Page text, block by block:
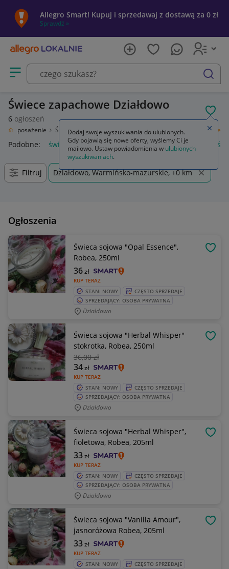
Allegro Smart! Kupuj i sprzedawaj z dostawą za 0 zł
Sprawdź »
Otwórz menu z kategoriami
szukaj
Świece zapachowe Działdowo
6 ogłoszeń
Wyposażenie Świece i zapachy do domu Świece Świece zapachowe
Podobne: świece zapachowe świece sojowe zapachowe
Filtruj Działdowo, Warmińsko-mazurskie, +0 km
Ogłoszenia
Świeca sojowa "Opal Essence",
Robea, 250ml
KUP TERAZ
36zł
STAN: NOWY
CZĘSTO SPRZEDAJE
SPRZEDAJĄCY: OSOBA PRYWATNA
Działdowo
Świeca sojowa "Herbal Whisper"
stokrotka, Robea, 250ml
36,00 zł
KUP TERAZ
34zł
STAN: NOWY
CZĘSTO SPRZEDAJE
SPRZEDAJĄCY: OSOBA PRYWATNA
Działdowo
Świeca sojowa "Herbal Whisper",
fioletowa, Robea, 205ml
KUP TERAZ
33zł
STAN: NOWY
CZĘSTO SPRZEDAJE
SPRZEDAJĄCY: OSOBA PRYWATNA
Działdowo
Świeca sojowa "Vanilla Amour",
jasnoróżowa Robea, 205ml
KUP TERAZ
33zł
STAN: NOWY
CZĘSTO SPRZEDAJE
Dodaj swoje wyszukiwania do ulubionych.
Gdy pojawią się nowe oferty, wyślemy Ci je
mailowo. Ustaw powiadomienia w ulubionych
wyszukiwaniach.